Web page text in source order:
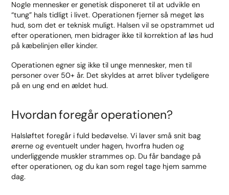
Nogle mennesker er genetisk disponeret til at udvikle en
“tung” hals tidligt i livet. Operationen fjerner så meget løs
hud, som det er teknisk muligt. Halsen vil se opstrammet ud
efter operationen, men bidrager ikke til korrektion af løs hud
på kæbelinjen eller kinder.
Operationen egner sig ikke til unge mennesker, men til
personer over 50+ år. Det skyldes at arret bliver tydeligere
på en ung end en ældet hud.
Hvordan foregår operationen?
Halsløftet foregår i fuld bedøvelse. Vi laver små snit bag
ørerne og eventuelt under hagen, hvorfra huden og
underliggende muskler strammes op. Du får bandage på
efter operationen, og du kan som regel tage hjem samme
dag.